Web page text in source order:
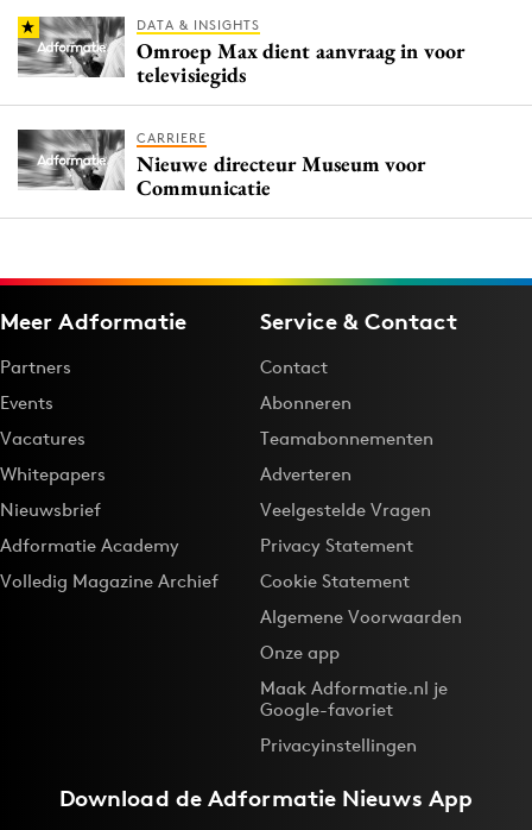
DATA & INSIGHTS
Omroep Max dient aanvraag in voor
televisiegids
CARRIERE
Nieuwe directeur Museum voor
Communicatie
Meer Adformatie
Partners
Events
Vacatures
Whitepapers
Nieuwsbrief
Adformatie Academy
Volledig Magazine Archief
Service & Contact
Contact
Abonneren
Teamabonnementen
Adverteren
Veelgestelde Vragen
Privacy Statement
Cookie Statement
Algemene Voorwaarden
Onze app
Maak Adformatie.nl je
Google-favoriet
Privacyinstellingen
Download deAdformatie Nieuws App